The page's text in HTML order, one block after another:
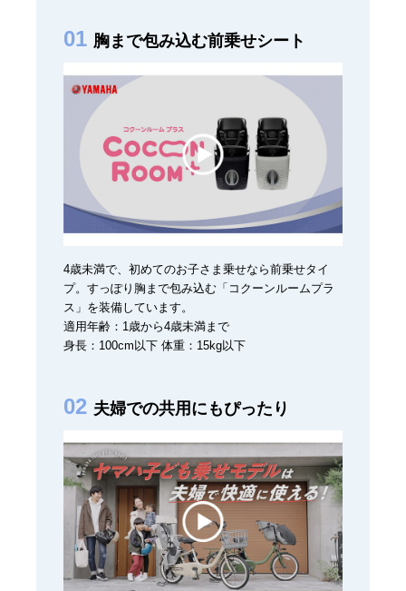
胸まで包み込む前乗せシート
4歳未満で、初めてのお子さま乗せなら前乗せタイ
プ。すっぽり胸まで包み込む「コクーンルームプラ
ス」を装備しています。
適用年齢：1歳から4歳未満まで
身長：100cm以下 体重：15kg以下
夫婦での共用にもぴったり